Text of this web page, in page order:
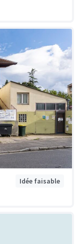
Idée faisable